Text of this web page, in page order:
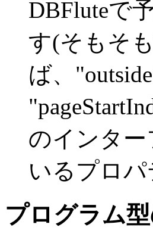
DBFluteで
す(そもそ
ば、
のインタ
いるプロパ
プログラム